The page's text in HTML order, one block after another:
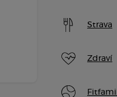
Strava
Zdraví